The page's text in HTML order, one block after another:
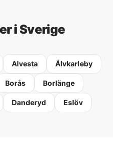
i Sverige
Alvesta Älvkarleby
Borås Borlänge
Danderyd Eslöv